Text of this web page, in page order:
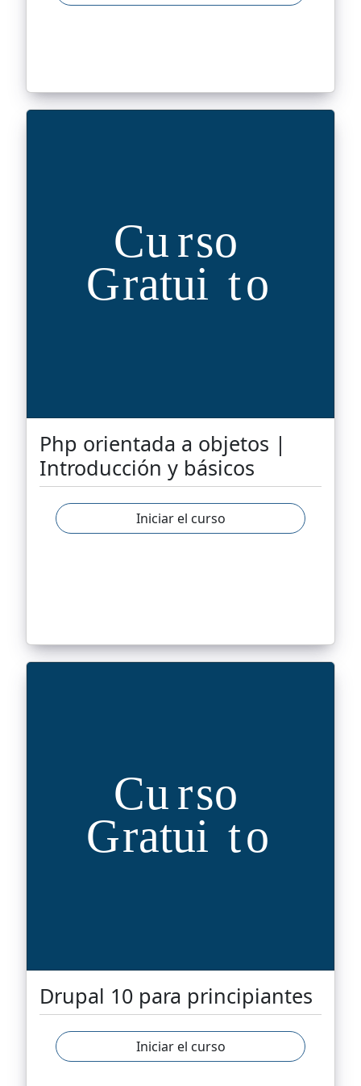
Php orientada a objetos |
Introducción y básicos
Iniciar el curso
Drupal 10 para principiantes
Iniciar el curso